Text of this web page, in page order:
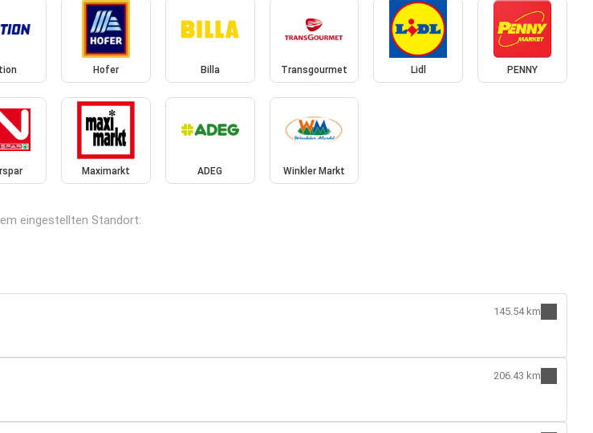
Hofer Billa Transgourmet Lidl PENNY
Maximarkt ADEG Winkler Markt
eingestellten Standort:
145.54 km
206.43 km